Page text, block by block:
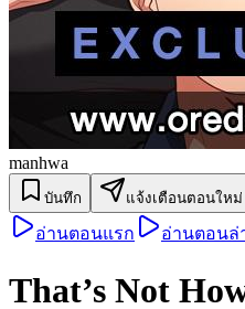
manhwa
บันทึก แจ้งเตือนตอนใหม่
อ่านตอนแรก อ่านตอนล่
That’s Not